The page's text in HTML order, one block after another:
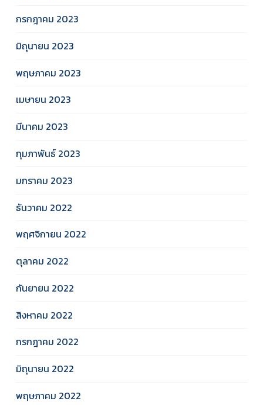
กรกฎาคม 2023
มิถุนายน 2023
พฤษภาคม 2023
เมษายน 2023
มีนาคม 2023
กุมภาพันธ์ 2023
มกราคม 2023
ธันวาคม 2022
พฤศจิกายน 2022
ตุลาคม 2022
กันยายน 2022
สิงหาคม 2022
กรกฎาคม 2022
มิถุนายน 2022
พฤษภาคม 2022